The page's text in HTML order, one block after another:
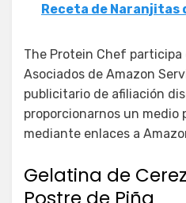
Receta de Naranjitas
The Protein Chef participa
Asociados de Amazon
publicitario de afiliación
proporcionarnos un medio
mediante enlaces a
Gelatina de